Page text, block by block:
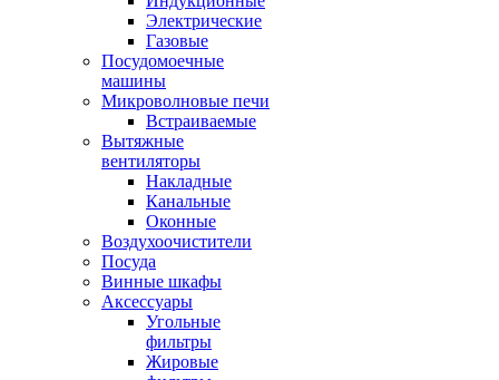
Электрические
Газовые
Посудомоечные
машины
Микроволновые печи
Встраиваемые
Вытяжные
вентиляторы
Накладные
Канальные
Оконные
Воздухоочистители
Посуда
Винные шкафы
Аксессуары
Угольные
фильтры
Жировые